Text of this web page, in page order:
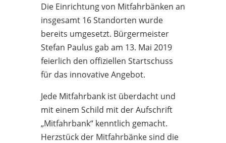
Die Einrichtung von Mitfahrbänken an
insgesamt 16 Standorten wurde
bereits umgesetzt. Bürgermeister
Stefan Paulus gab am 13. Mai 2019
feierlich den offiziellen Startschuss
für das innovative Angebot.
Jede Mitfahrbank ist überdacht und
mit einem Schild mit der Aufschrift
„Mitfahrbank“ kenntlich gemacht.
Herzstück der Mitfahrbänke sind die